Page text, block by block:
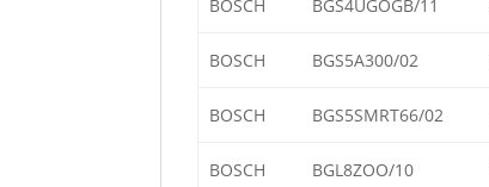
BOSCH BGS4UGOGB/11
BOSCH BGS5A300/02
BOSCH BGS5SMRT66/02
BOSCH BGL8ZOO/10